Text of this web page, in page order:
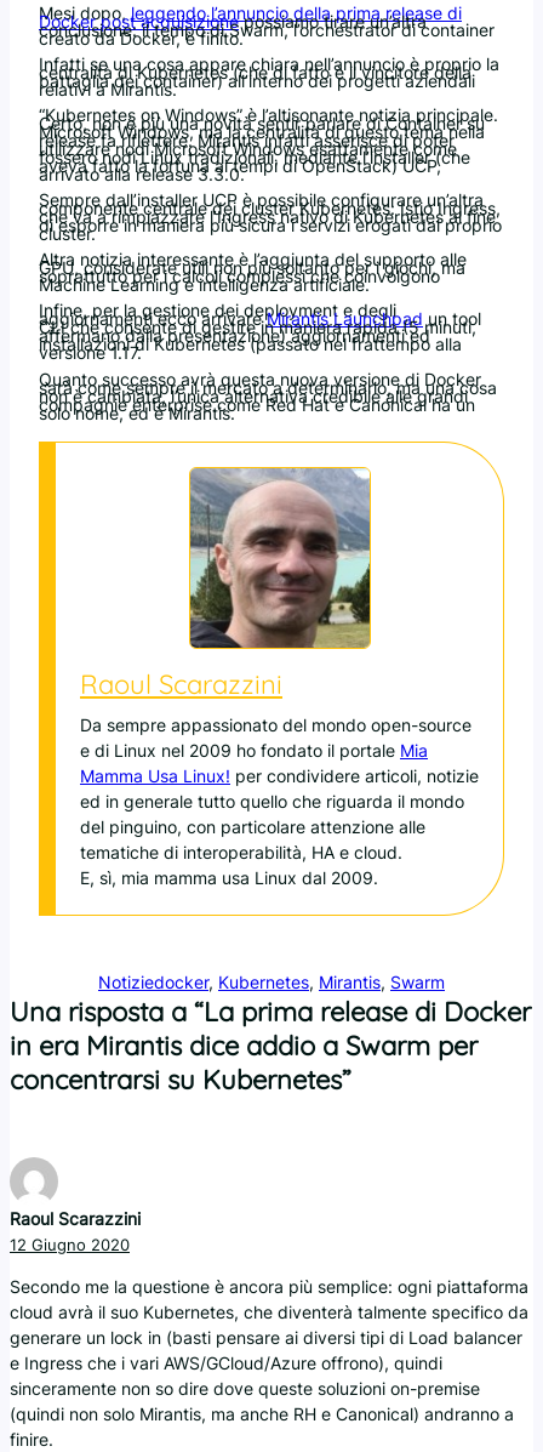
Mesi dopo, leggendo l’annuncio della prima release di
Docker post acquisizionepossiamo tirare un’altra
conclusione: il tempo di Swarm, l’orchestrator di container
creato da Docker, è finito.
Infatti se una cosa appare chiara nell’annuncio è proprio la
centralità di Kubernetes (che di fatto è il vincitore della
battaglia dei container) all’interno dei progetti aziendali
relativi a Mirantis.
“Kubernetes on Windows” è l’altisonante notizia principale.
Certo, non è più una novità sentir parlare di Container su
Microsoft Windows, ma la centralità di questo tema nella
release fa riflettere. Mirantis infatti asserisce di poter
utilizzare nodi Microsoft Windows esattamente come
fossero nodi Linux tradizionali, mediante l’installer (che
aveva fatto la fortuna ai tempi di OpenStack) UCP,
arrivato alla release 3.3.0.
Sempre dall’installer UCP è possibile configurare un’altra
componente centrale dei cluster Kubernetes: Istio Ingress,
che va a rimpiazzare l’Ingress nativo di Kubernetes al fine
di esporre in maniera più sicura i servizi erogati dal proprio
cluster.
Altra notizia interessante è l’aggiunta del supporto alle
GPU, considerate utili non più soltanto per i giochi, ma
soprattutto per i calcoli complessi che coinvolgono
Machine Learning e intelligenza artificiale.
Infine, per la gestione dei deployment e degli
aggiornamenti ecco arrivareMirantis Launchpadun tool
CLI che consente di gestire in maniera rapida (5 minuti,
affermano dalla presentazione) aggiornamenti ed
installazioni di Kubernetes (passato nel frattempo alla
versione 1.17.
Quanto successo avrà questa nuova versione di Docker
sarà come sempre il mercato a determinarlo, ma una cosa
non è cambiata, l’unica alternativa credibile alle grandi
compagnie enterprise come Red Hat e Canonical ha un
solo nome, ed è Mirantis.
Raoul Scarazzini
Da sempre appassionato del mondo open-source
e di Linux nel 2009 ho fondato il portale Mia
Mamma Usa Linux! per condividere articoli, notizie
ed in generale tutto quello che riguarda il mondo
del pinguino, con particolare attenzione alle
tematiche di interoperabilità, HA e cloud.
E, sì, mia mamma usa Linux dal 2009.
Notiziedocker, Kubernetes, Mirantis, Swarm
Una risposta a “La prima release di Docker
in era Mirantis dice addio a Swarm per
concentrarsi su Kubernetes”
Raoul Scarazzini
12 Giugno 2020
Secondo me la questione è ancora più semplice: ogni piattaforma
cloud avrà il suo Kubernetes, che diventerà talmente specifico da
generare un lock in (basti pensare ai diversi tipi di Load balancer
e Ingress che i vari AWS/GCloud/Azure offrono), quindi
sinceramente non so dire dove queste soluzioni on-premise
(quindi non solo Mirantis, ma anche RH e Canonical) andranno a
finire.